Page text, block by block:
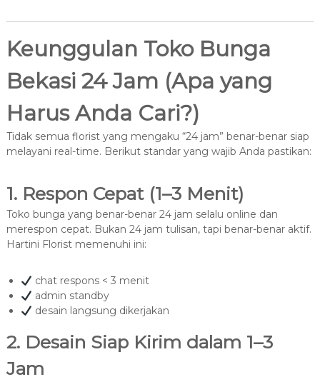
Keunggulan Toko Bunga
Bekasi 24 Jam (Apa yang
Harus Anda Cari?)
Tidak semua florist yang mengaku “24 jam” benar-benar siap
melayani real-time. Berikut standar yang wajib Anda pastikan:
1. Respon Cepat (1–3 Menit)
Toko bunga yang benar-benar 24 jam selalu online dan
merespon cepat. Bukan 24 jam tulisan, tapi benar-benar aktif.
Hartini Florist memenuhi ini:
chat respons < 3 menit
admin standby
desain langsung dikerjakan
2. Desain Siap Kirim dalam 1–3
Jam